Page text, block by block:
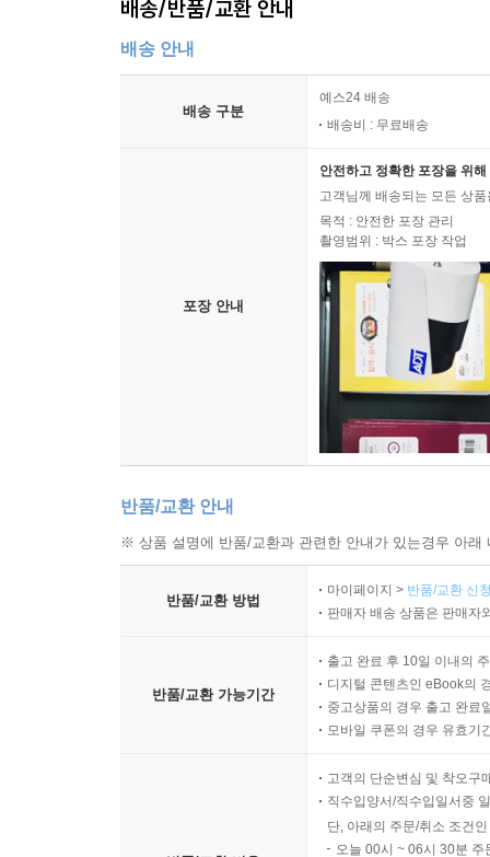
배송/반품/교환 안내
배송 안내
배송 구분
예스24 배송
배송비 : 무료배송
포장 안내
안전하고 정확한 포장을 위
고객님께 배송되는 모든 상
목적 : 안전한 포장 관리
촬영범위 : 박스 포장 작업
반품/교환 안내
※ 상품 설명에 반품/교환과 관련한 안내가 있는경우 아
반품/교환 방법
마이페이지 > 반품/교환 신
판매자 배송 상품은 판매자
반품/교환 가능기간
출고 완료 후 10일 이내의
디지털 콘텐츠인 eBook의
중고상품의 경우 출고 완료
모바일 쿠폰의 경우 유효기
고객의 단순변심 및 착오구
직수입양서/직수입일서중
단, 아래의 주문/취소 조건
오늘 00시 ~ 06시 30분